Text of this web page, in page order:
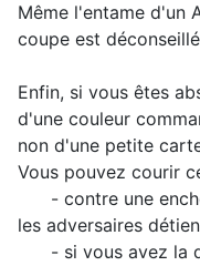
Même l'entame d'un
coupe est
Enfin, si vous êtes
d'une couleur
non d'une petite
Vous pouvez courir
- contre une
les adversaires
- si vous avez la